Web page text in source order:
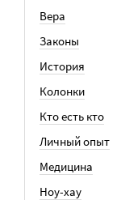
Вера
Законы
История
Колонки
Кто есть кто
Личный опыт
Медицина
Ноу-хау